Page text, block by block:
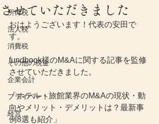
所得税
法人税
消費税
その他の税金
企業会計
プライベート
経営
させていただきました
おはようございます！代表の安田で
す。
fundbook様のM&Aに関する記事を監修
させていただきました。
「ホテル・旅館業界のM&Aの現状・動
向やメリット・デメリットは？最新事
例8選も紹介」